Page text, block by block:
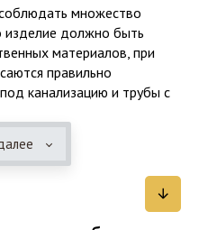
для хозяйственных
ила при чистке могут
Нет необходимости
машину. Системы
работ, без грязи и
очень высоком уровне
лет при уникальной
или с помощью
множество
изделие должно быть
материалов, при
правильно
канализацию и трубы с
и отстаивания
приводящим к загрязнению